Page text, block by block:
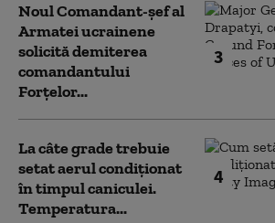
3
Noul Comandant-șef al
Armatei ucrainene
solicită demiterea
comandantului
Forțelor...
4
La câte grade trebuie
setat aerul condiționat
în timpul caniculei.
Temperatura...